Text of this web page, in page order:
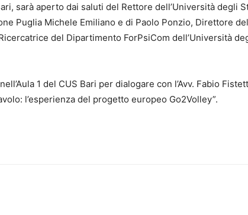
sarà aperto dai saluti del Rettore dell’Università degli
Puglia Michele Emiliano e di Paolo Ponzio, Direttore
del Dipartimento ForPsiCom dell’Università
1 del CUS Bari per dialogare con l’Avv. Fabio
l’esperienza del progetto europeo Go2Volley”.